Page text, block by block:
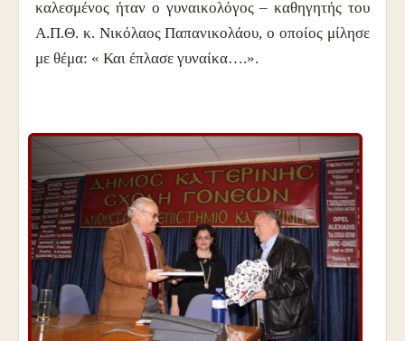
καλεσμένος ήταν ο γυναικολόγος – καθηγητής του
Α.Π.Θ. κ. Νικόλαος Παπανικολάου, ο οποίος μίλησε
με θέμα: « Και έπλασε γυναίκα….».